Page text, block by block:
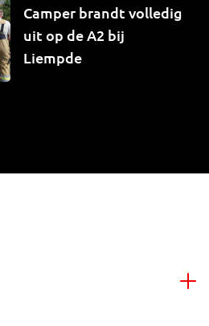
Camper brandt volledig
uit op de A2 bij
Liempde